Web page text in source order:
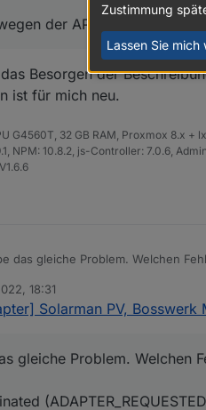
der API-Description
Besorgen der
ist für mich neu.
G4560T, 32 GB RAM, Proxmox 8.x +
NPM: 10.8.2, js-Controller: 7.0.6,
das gleiche Problem. Welchen
info Terminated
warn [initializeStation] error:
18:31
Solarman PV, Bosswerk
gleiche Problem. Welchen
Zustimmung
Lassen Sie mich